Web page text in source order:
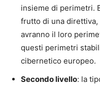
insieme di perimetri.
frutto di una direttiva,
avranno il loro
questi perimetri
cibernetico europeo.
Secondo livello: la